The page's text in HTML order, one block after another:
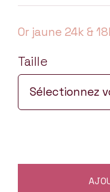
Or jaune 24k &
Taille